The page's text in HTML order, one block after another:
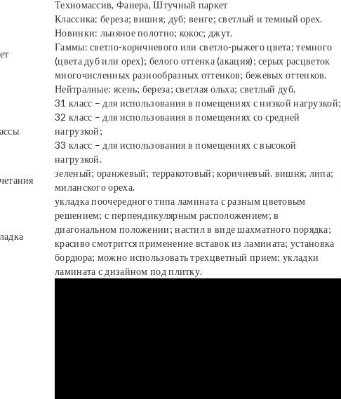
Техномассив, Фанера, Штучный паркет
Классика: береза; вишня; дуб; венге; светлый и темный орех.
Новинки: льняное полотно; кокос; джут.
Гаммы: светло-коричневого или светло-рыжего цвета; темного
(цвета дуб или орех); белого оттенка (акация); серых расцветок
многочисленных разнообразных оттенков; бежевых оттенков.
Нейтралные: ясень; береза; светлая ольха; светлый дуб.
31 класс – для использования в помещениях с низкой нагрузкой;
32 класс – для использования в помещениях со средней
нагрузкой;
33 класс – для использования в помещениях с высокой
нагрузкой.
зеленый; оранжевый; терракотовый; коричневый. вишня; липа;
миланского ореха.
укладка поочередного типа ламината с разным цветовым
решением; с перпендикулярным расположением; в
диагональном положении; настил в виде шахматного порядка;
красиво смотрится применение вставок из ламината; установка
бордюра; можно использовать трехцветный прием; укладки
ламината с дизайном под плитку.